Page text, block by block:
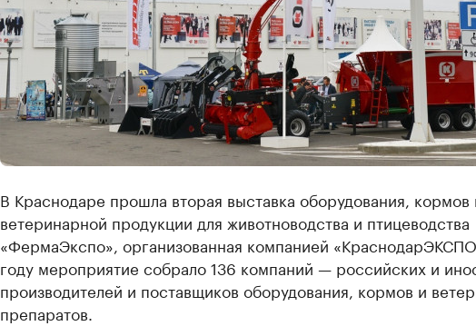
В Краснодаре прошла вторая выставка оборудования, кормов
ветеринарной продукции для животноводства и птицеводства
«ФермаЭкспо», организованная компанией
году мероприятие собрало 136 компаний — российских и
производителей и поставщиков оборудования, кормов и
препаратов.